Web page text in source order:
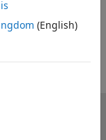
？ (English)